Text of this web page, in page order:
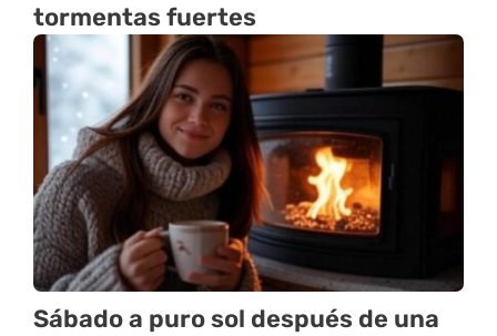
tormentas fuertes
Sábado a puro sol después de una